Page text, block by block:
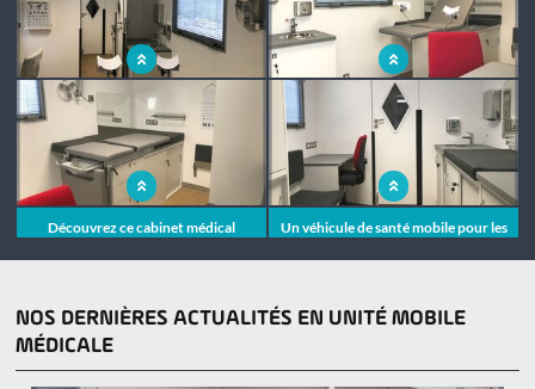
Découvrez le nouveau cabinet
médical sur roues de l'Hérault
Cabinet médical tout équipé pour
aller vers les enfants et leurs parents
Découvrez ce cabinet médical
maternelle infantile
Un véhicule de santé mobile pour les
NOS DERNIÈRES ACTUALITÉS EN UNITÉ MOBILE
MÉDICALE